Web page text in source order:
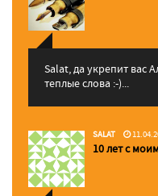
Salat, да укрепит вас
теплые слова :-)...
SALAT
10 лет с